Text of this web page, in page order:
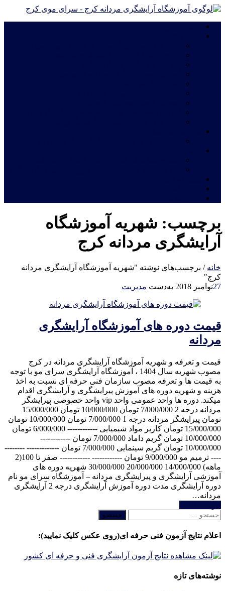
برچسب: شهریه آموزشگاه
آرایشگری مردانه کرج
خانه / برچسب‌های نوشته "شهریه آموزشگاه آرایشگری مردانه
کرج"
27نوامبر 2018 به‌دست مدیریت
قیمت دوره های آموزشگاه آرایشگری
مردانه
قیمت و تعرفه و شهریه آموزشگاه آرایشگری مردانه در کرج
مصوب شهریه سال 1404 ، آموزشگاه آرایشگری سرای مو با توجه
به قیمت ها و تعرفه مصوب سازمان فنی حرفه ای نسبت به اخذ
هزینه و شهریه دوره های آموزش پیرایشگری و آرایشگری اقدام
میکند. دوره ها واحد عمومی واحد vip واحد خصوصی پیرایشگر
مردانه درجه 2 7/000/000 تومان 10/000/000 تومان 15/000/000
تومان پیرایشگر مردانه درجه 1 7/000/000 تومان 10/000/000 تومان
15/000/000 تومان کاربر مواد شیمیایی ------------ 6/000/000 تومان
10/000/000 تومان گریم داماد 7/000/000 تومان ------------
10/000/000 تومان گریم سینمایی 7/000/000 تومان ------------- --------
---- ترمیم مو 9/000/000 تومان ------------ ------------ صفر تا 100(2
ماهه) 14/000/000 20/000/000 30/000/000 شهریه دوره های
آموزشی آرایشگری و پیرایشگری مردانه – آموزشگاه سرای مو نام
دوره آرایشگری مدت دوره آموزش آرایشگری درجه 2 آرایشگری
مردانه…
جستجو
اعلام نتایج آزمون فنی حرفه ای(روی عکس کلیک نمایید):
نوشته‌های تازه